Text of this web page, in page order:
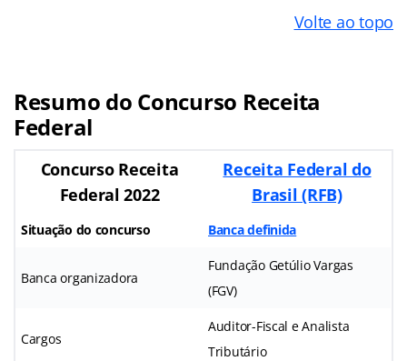
Volte ao topo
Resumo do Concurso Receita
Federal
Concurso Receita
Federal 2022
Receita Federal do
Brasil (RFB)
Situação do concurso Banca definida
Banca organizadora
Fundação Getúlio Vargas
(FGV)
Cargos
Auditor-Fiscal e Analista
Tributário